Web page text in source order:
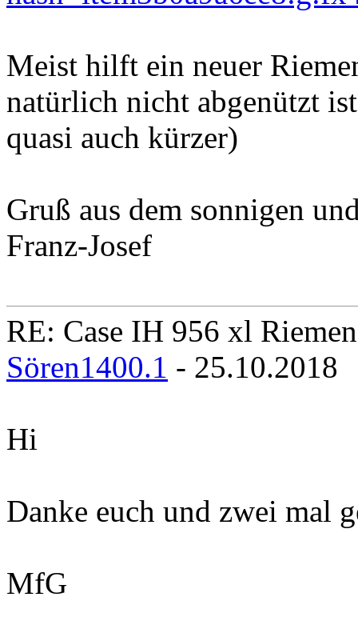
Meist hilft ein neuer
natürlich nicht abgenützt
quasi auch kürzer)
Gruß aus dem sonnigen
Franz-Josef
RE: Case IH 956 xl
Sören1400.1 - 25.10.2018
Hi
Danke euch und zwei mal
MfG